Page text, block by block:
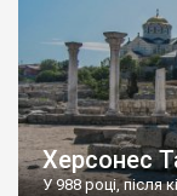
Херсонес
У 988 році, після